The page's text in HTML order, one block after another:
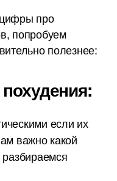
про
попробуем
полезнее:
если их
важно какой